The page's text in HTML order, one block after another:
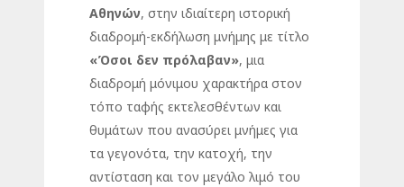
Αθηνών, στην ιδιαίτερη ιστορική
διαδρομή-εκδήλωση μνήμης με τίτλο
«Όσοι δεν πρόλαβαν», μια
διαδρομή μόνιμου χαρακτήρα στον
τόπο ταφής εκτελεσθέντων και
θυμάτων που ανασύρει μνήμες για
τα γεγονότα, την κατοχή, την
αντίσταση και τον μεγάλο λιμό του